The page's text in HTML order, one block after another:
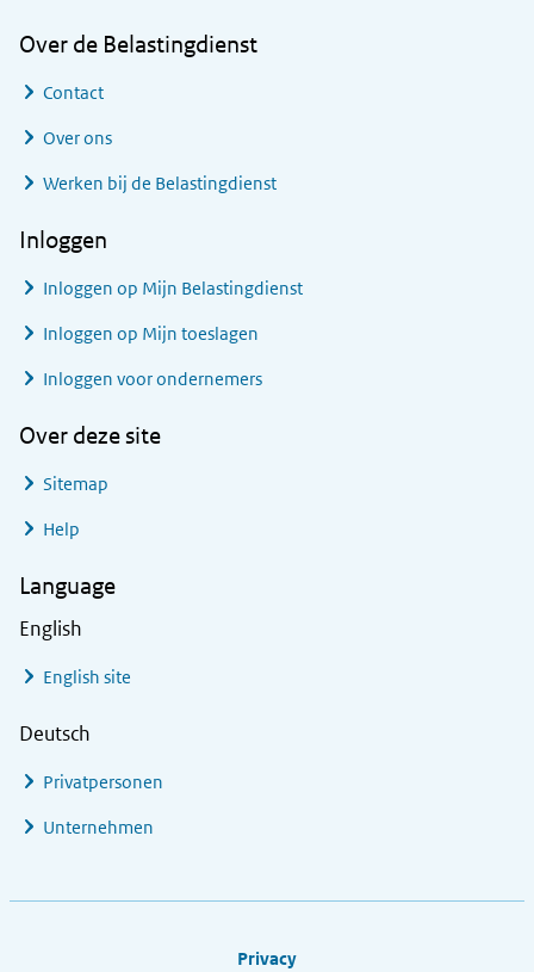
Over de Belastingdienst
Contact
Over ons
Werken bij de Belastingdienst
Inloggen
Inloggen op Mijn Belastingdienst
Inloggen op Mijn toeslagen
Inloggen voor ondernemers
Over deze site
Sitemap
Help
Language
English
English site
Deutsch
Privatpersonen
Unternehmen
Privacy